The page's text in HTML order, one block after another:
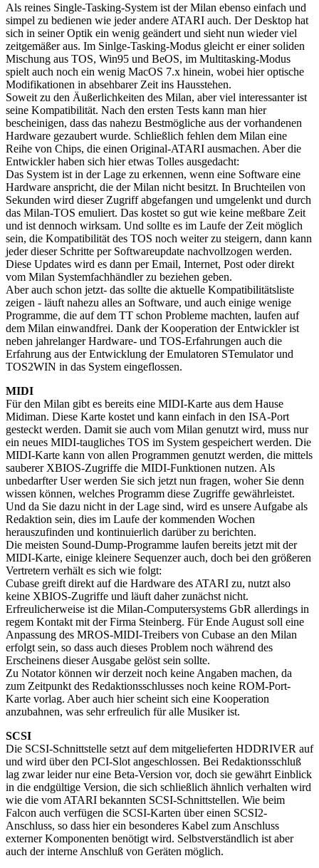
Als reines Single-Tasking-System ist der Milan ebenso einfach und
simpel zu bedienen wie jeder andere ATARI auch. Der Desktop hat
sich in seiner Optik ein wenig geändert und sieht nun wieder viel
zeitgemäßer aus. Im Sinlge-Tasking-Modus gleicht er einer soliden
Mischung aus TOS, Win95 und BeOS, im Multitasking-Modus
spielt auch noch ein wenig MacOS 7.x hinein, wobei hier optische
Modifikationen in absehbarer Zeit ins Hausstehen.
Soweit zu den Äußerlichkeiten des Milan, aber viel interessanter ist
seine Kompatibilität. Nach den ersten Tests kann man hier
bescheinigen, dass das nahezu Bestmögliche aus der vorhandenen
Hardware gezaubert wurde. Schließlich fehlen dem Milan eine
Reihe von Chips, die einen Original-ATARI ausmachen. Aber die
Entwickler haben sich hier etwas Tolles ausgedacht:
Das System ist in der Lage zu erkennen, wenn eine Software eine
Hardware anspricht, die der Milan nicht besitzt. In Bruchteilen von
Sekunden wird dieser Zugriff abgefangen und umgelenkt und durch
das Milan-TOS emuliert. Das kostet so gut wie keine meßbare Zeit
und ist dennoch wirksam. Und sollte es im Laufe der Zeit möglich
sein, die Kompatibilität des TOS noch weiter zu steigern, dann kann
jeder dieser Schritte per Softwareupdate nachvollzogen werden.
Diese Updates wird es dann per Email, Internet, Post oder direkt
vom Milan Systemfachhändler zu beziehen geben.
Aber auch schon jetzt- das sollte die aktuelle Kompatibilitätsliste
zeigen - läuft nahezu alles an Software, und auch einige wenige
Programme, die auf dem TT schon Probleme machten, laufen auf
dem Milan einwandfrei. Dank der Kooperation der Entwickler ist
neben jahrelanger Hardware- und TOS-Erfahrungen auch die
Erfahrung aus der Entwicklung der Emulatoren STemulator und
TOS2WIN in das System eingeflossen.
MIDI
Für den Milan gibt es bereits eine MIDI-Karte aus dem Hause
Midiman. Diese Karte kostet und kann einfach in den ISA-Port
gesteckt werden. Damit sie auch vom Milan genutzt wird, muss nur
ein neues MIDI-taugliches TOS im System gespeichert werden. Die
MIDI-Karte kann von allen Programmen genutzt werden, die mittels
sauberer XBIOS-Zugriffe die MIDI-Funktionen nutzen. Als
unbedarfter User werden Sie sich jetzt nun fragen, woher Sie denn
wissen können, welches Programm diese Zugriffe gewährleistet.
Und da Sie dazu nicht in der Lage sind, wird es unsere Aufgabe als
Redaktion sein, dies im Laufe der kommenden Wochen
herauszufinden und kontinuierlich darüber zu berichten.
Die meisten Sound-Dump-Programme laufen bereits jetzt mit der
MIDI-Karte, einige kleinere Sequenzer auch, doch bei den größeren
Vertretern verhält es sich wie folgt:
Cubase greift direkt auf die Hardware des ATARI zu, nutzt also
keine XBIOS-Zugriffe und läuft daher zunächst nicht.
Erfreulicherweise ist die Milan-Computersystems GbR allerdings in
regem Kontakt mit der Firma Steinberg. Für Ende August soll eine
Anpassung des MROS-MIDI-Treibers von Cubase an den Milan
erfolgt sein, so dass auch dieses Problem noch während des
Erscheinens dieser Ausgabe gelöst sein sollte.
Zu Notator können wir derzeit noch keine Angaben machen, da
zum Zeitpunkt des Redaktionsschlusses noch keine ROM-Port-
Karte vorlag. Aber auch hier scheint sich eine Kooperation
anzubahnen, was sehr erfreulich für alle Musiker ist.
SCSI
Die SCSI-Schnittstelle setzt auf dem mitgelieferten HDDRIVER auf
und wird über den PCI-Slot angeschlossen. Bei Redaktionsschluß
lag zwar leider nur eine Beta-Version vor, doch sie gewährt Einblick
in die endgültige Version, die sich schließlich ähnlich verhalten wird
wie die vom ATARI bekannten SCSI-Schnittstellen. Wie beim
Falcon auch verfügen die SCSI-Karten über einen SCSI2-
Anschluss, so dass hier ein besonderes Kabel zum Anschluss
externer Komponenten benötigt wird. Selbstverständlich ist aber
auch der interne Anschluß von Geräten möglich.